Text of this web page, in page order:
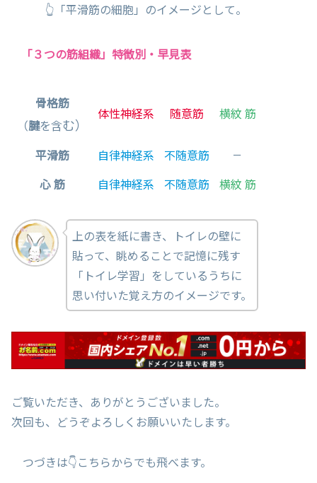
👆「平滑筋の細胞」のイメージとして。
「３つの筋組織」特徴別・早見表
骨格筋
（腱を含む）
体性神経系 随意筋 横紋 筋
平滑筋 自律神経系 不随意筋 ー
心 筋 自律神経系 不随意筋 横紋 筋
上の表を紙に書き、トイレの壁に
貼って、眺めることで記憶に残す
「トイレ学習」をしているうちに
思い付いた覚え方のイメージです。
ご覧いただき、ありがとうございました。
次回も、どうぞよろしくお願いいたします。
つづきは👇こちらからでも飛べます。